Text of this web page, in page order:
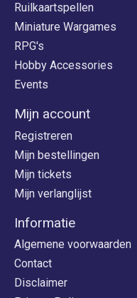
Ruilkaartspellen
Miniature Wargames
RPG's
Hobby Accessories
Events
Mijn account
Registreren
Mijn bestellingen
Mijn tickets
Mijn verlanglijst
Informatie
Algemene voorwaarden
Contact
Disclaimer